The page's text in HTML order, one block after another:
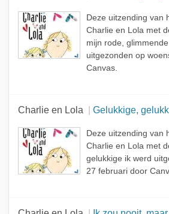
Deze uitzending van
Charlie en Lola met
mijn rode,
uitgezonden op
Canvas.
Charlie en Lola Gelukkige, gelukkige
Deze uitzending van
Charlie en Lola met
gelukkige ik werd
27 februari door